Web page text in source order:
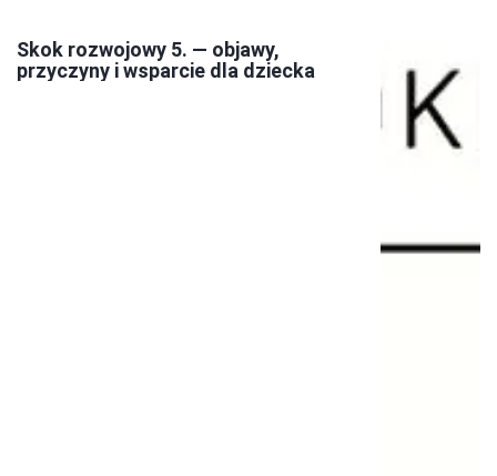
Skok rozwojowy 5. — objawy,
przyczyny i wsparcie dla dziecka